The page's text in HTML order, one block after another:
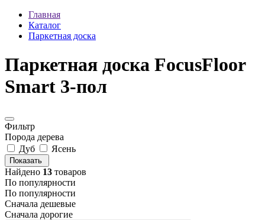
Главная
Каталог
Паркетная доска
Паркетная доска FocusFloor
Smart 3-пол
Фильтр
Порода дерева
Дуб
Ясень
Показать
Найдено 13 товаров
По популярности
По популярности
Сначала дешевые
Сначала дорогие